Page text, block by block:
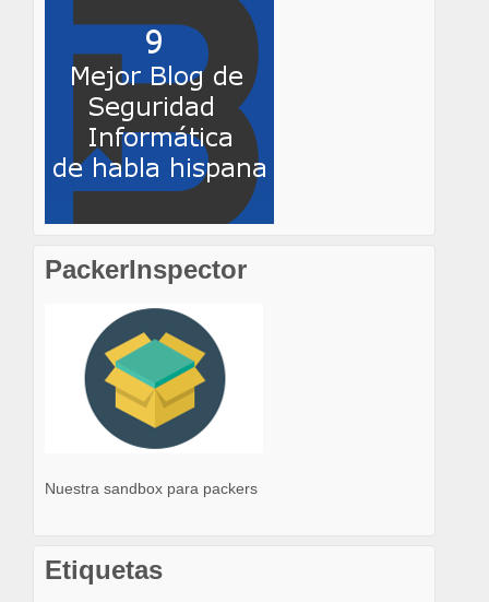
PackerInspector
Nuestra sandbox para packers
Etiquetas